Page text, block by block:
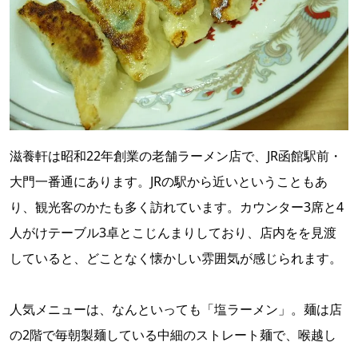
滋養軒は昭和22年創業の老舗ラーメン店で、JR函館駅前・
大門一番通にあります。JRの駅から近いということもあ
り、観光客のかたも多く訪れています。カウンター3席と4
人がけテーブル3卓とこじんまりしており、店内をを見渡
していると、どことなく懐かしい雰囲気が感じられます。
人気メニューは、なんといっても「塩ラーメン」。麺は店
の2階で毎朝製麺している中細のストレート麺で、喉越し